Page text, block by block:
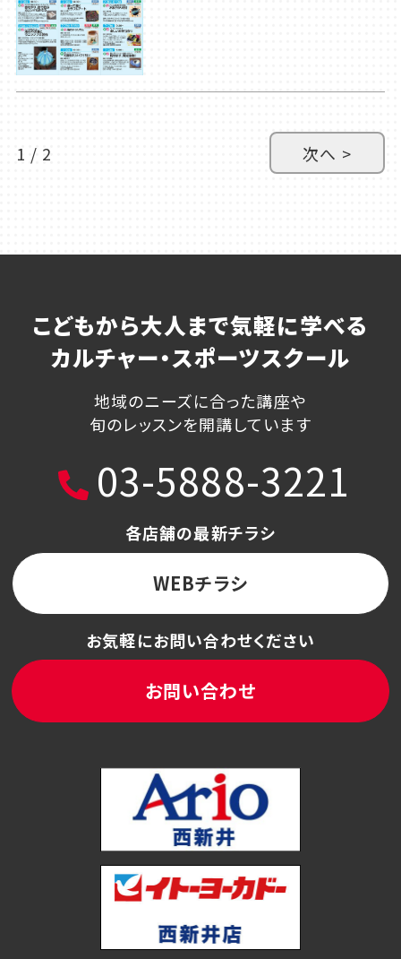
1 / 2 次へ >
こどもから大人まで気軽に学べる
カルチャー・スポーツスクール
地域のニーズに合った講座や
旬のレッスンを開講しています
03-5888-3221
各店舗の最新チラシ
WEBチラシ
お気軽にお問い合わせください
お問い合わせ